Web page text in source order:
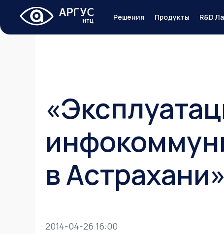
Решения Продукты R&D
в Астрахани»
2014-04-26 16:00